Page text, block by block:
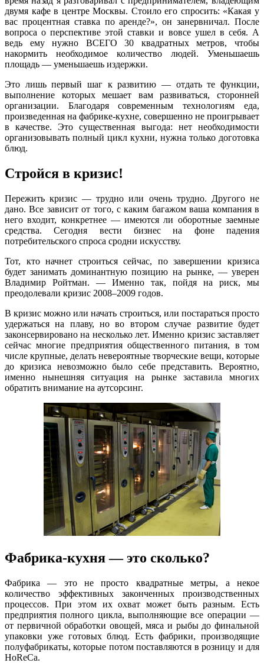
двумя кафе в центре Москвы. Стоило его спросить: «Какая у
вас процентная ставка по аренде?», он занервничал. После
вопроса о перспективе этой ставки и вовсе ушел в себя. А
ведь ему нужно ВСЕГО 30 квадратных метров, чтобы
накормить необходимое количество людей. Уменьшаешь
площадь — уменьшаешь издержки.
Это лишь первый шаг к развитию — отдать те функции,
выполнение которых мешает вам развиваться, сторонней
организации. Благодаря современным технологиям еда,
произведенная на фабрике-кухне, совершенно не проигрывает
в качестве. Это существенная выгода: нет необходимости
организовывать полный цикл кухни, нужна только доготовка
блюд.
Стройся в кризис!
Пережить кризис — трудно или очень трудно. Другого не
дано. Все зависит от того, с каким багажом ваша компания в
него входит, конкретнее — имеются ли оборотные заемные
средства. Сегодня вести бизнес на фоне падения
потребительского спроса сродни искусству.
Тот, кто начнет строиться сейчас, по завершении кризиса
будет занимать доминантную позицию на рынке, — уверен
Владимир Ройтман. — Именно так, пойдя на риск, мы
преодолевали кризис 2008–2009 годов.
В кризис можно или начать строиться, или постараться просто
удержаться на плаву, но во втором случае развитие будет
законсервировано на несколько лет. Именно кризис заставляет
сейчас многие предприятия общественного питания, в том
числе крупные, делать невероятные творческие вещи, которые
до кризиса невозможно было себе представить. Вероятно,
именно нынешняя ситуация на рынке заставила многих
обратить внимание на аутсорсинг.
Фабрика-кухня — это сколько?
Фабрика — это не просто квадратные метры, а некое
количество эффективных законченных производственных
процессов. При этом их охват может быть разным. Есть
предприятия полного цикла, выполняющие все операции —
от первичной обработки овощей, мяса и рыбы до финальной
упаковки уже готовых блюд. Есть фабрики, производящие
полуфабрикаты, которые потом поставляются в розницу и для
HoReCa.